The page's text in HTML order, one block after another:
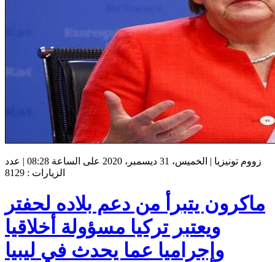
زووم تونيزيا | الخميس، 31 ديسمبر، 2020 على الساعة 08:28 | عدد
الزيارات : 8129
ماكرون يتبرأ من دعم بلاده لحفتر
ويعتبر تركيا مسؤولة أخلاقيا
وإجراميا عما يحدث في ليبيا